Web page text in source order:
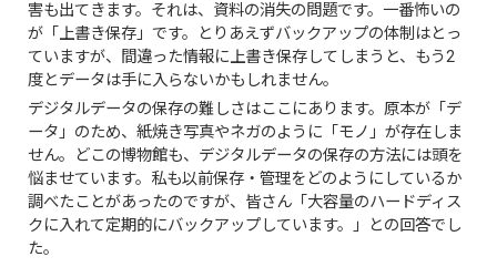
害も出てきます。それは、資料の消失の問題です。一番怖いの
が「上書き保存」です。とりあえずバックアップの体制はとっ
ていますが、間違った情報に上書き保存してしまうと、もう2
度とデータは手に入らないかもしれません。
デジタルデータの保存の難しさはここにあります。原本が「デ
ータ」のため、紙焼き写真やネガのように「モノ」が存在しま
せん。どこの博物館も、デジタルデータの保存の方法には頭を
悩ませています。私も以前保存・管理をどのようにしているか
調べたことがあったのですが、皆さん「大容量のハードディス
クに入れて定期的にバックアップしています。」との回答でし
た。